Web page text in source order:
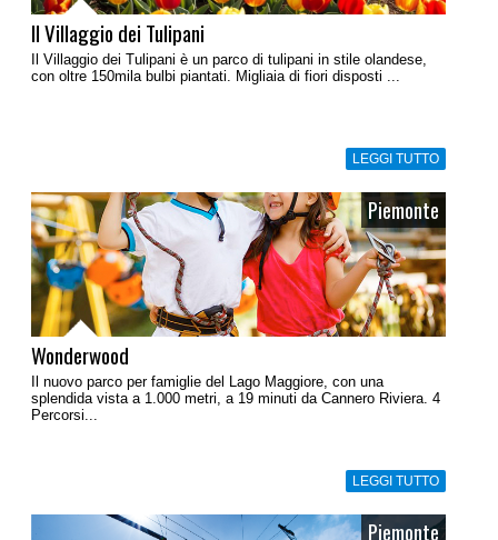
Il Villaggio dei Tulipani
Il Villaggio dei Tulipani è un parco di tulipani in stile olandese,
con oltre 150mila bulbi piantati. Migliaia di fiori disposti ...
LEGGI TUTTO
Piemonte
Wonderwood
Il nuovo parco per famiglie del Lago Maggiore, con una
splendida vista a 1.000 metri, a 19 minuti da Cannero Riviera. 4
Percorsi...
LEGGI TUTTO
Piemonte